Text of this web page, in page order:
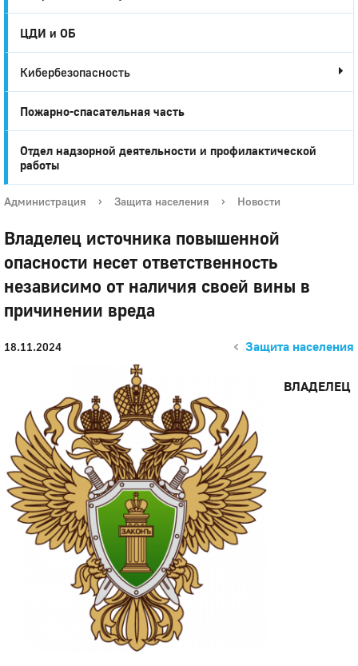
ЦДИ и ОБ
Кибербезопасность
Пожарно-спасательная часть
Отдел надзорной деятельности и профилактической
работы
Администрация › Защита населения › Новости
Владелец источника повышенной
опасности несет ответственность
независимо от наличия своей вины в
причинении вреда
18.11.2024 Защита населения
ВЛАДЕЛЕЦ